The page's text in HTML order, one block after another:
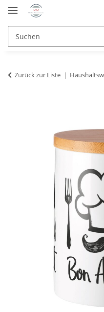
Zurück zur Liste